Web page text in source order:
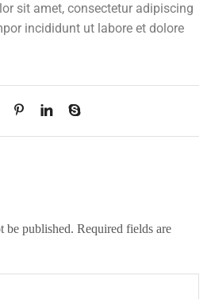
sit amet, consectetur adipiscing
incididunt ut labore et dolore
be published. Required fields are